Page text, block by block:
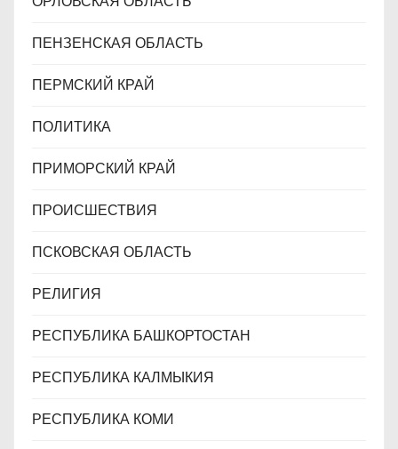
ПЕНЗЕНСКАЯ ОБЛАСТЬ
ПЕРМСКИЙ КРАЙ
ПОЛИТИКА
ПРИМОРСКИЙ КРАЙ
ПРОИСШЕСТВИЯ
ПСКОВСКАЯ ОБЛАСТЬ
РЕЛИГИЯ
РЕСПУБЛИКА БАШКОРТОСТАН
РЕСПУБЛИКА КАЛМЫКИЯ
РЕСПУБЛИКА КОМИ